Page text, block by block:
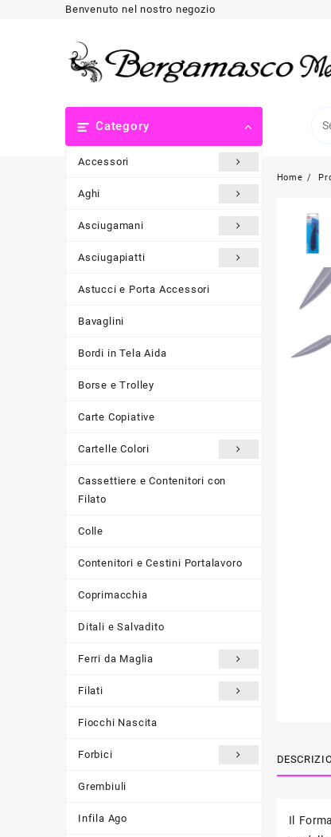
Benvenuto nel nostro negozio
Category
Accessori
Aghi
Asciugamani
Asciugapiatti
Astucci e Porta Accessori
Bavaglini
Bordi in Tela Aida
Borse e Trolley
Carte Copiative
Cartelle Colori
Cassettiere e Contenitori con
Filato
Colle
Contenitori e Cestini Portalavoro
Coprimacchia
Ditali e Salvadito
Ferri da Maglia
Filati
Fiocchi Nascita
Forbici
Grembiuli
Infila Ago
Home
Il